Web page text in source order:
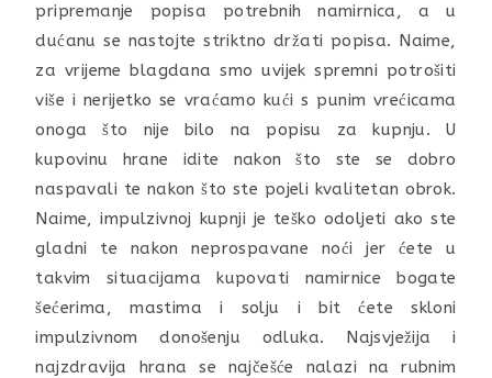
pripremanje popisa potrebnih namirnica, a u
dućanu se nastojte striktno držati popisa. Naime,
za vrijeme blagdana smo uvijek spremni potrošiti
više i nerijetko se vraćamo kući s punim vrećicama
onoga što nije bilo na popisu za kupnju. U
kupovinu hrane idite nakon što ste se dobro
naspavali te nakon što ste pojeli kvalitetan obrok.
Naime, impulzivnoj kupnji je teško odoljeti ako ste
gladni te nakon neprospavane noći jer ćete u
takvim situacijama kupovati namirnice bogate
šećerima, mastima i solju i bit ćete skloni
impulzivnom donošenju odluka. Najsvježija i
najzdravija hrana se najčešće nalazi na rubnim